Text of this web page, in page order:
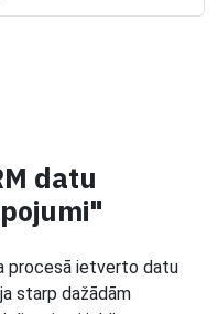
datu
procesā ietverto datu
starp dažādām